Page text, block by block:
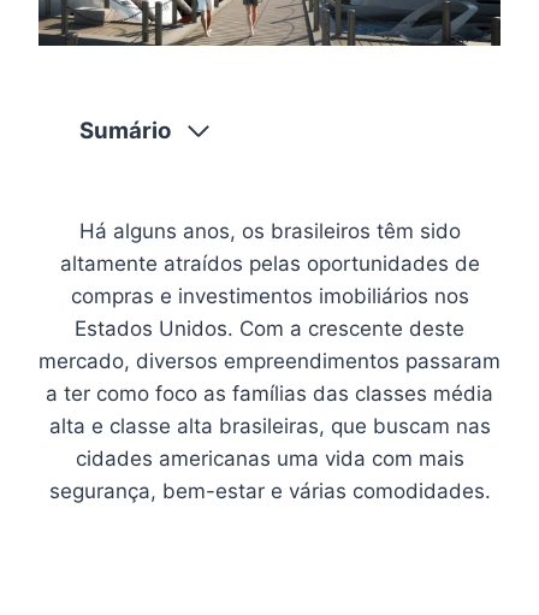
Sumário
Há alguns anos, os brasileiros têm sido
altamente atraídos pelas oportunidades de
compras e investimentos imobiliários nos
Estados Unidos. Com a crescente deste
mercado, diversos empreendimentos passaram
a ter como foco as famílias das classes média
alta e classe alta brasileiras, que buscam nas
cidades americanas uma vida com mais
segurança, bem-estar e várias comodidades.